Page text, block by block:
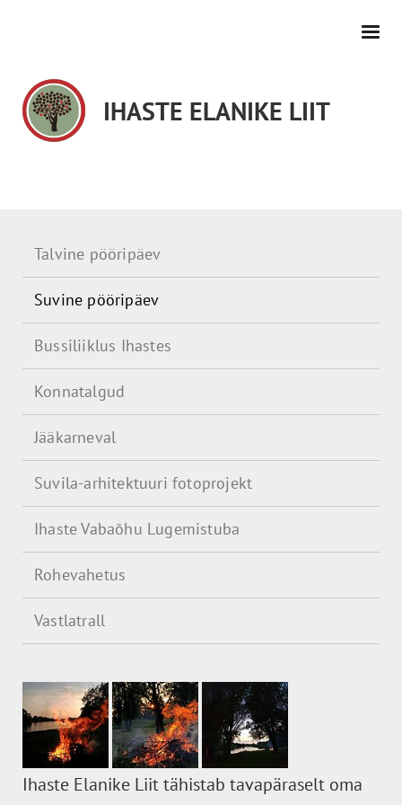
IHASTE ELANIKE LIIT
Talvine pööripäev
Suvine pööripäev
Bussiliiklus Ihastes
Konnatalgud
Jääkarneval
Suvila-arhitektuuri fotoprojekt
Ihaste Vabaõhu Lugemistuba
Rohevahetus
Vastlatrall
Ihaste Elanike Liit tähistab tavapäraselt oma